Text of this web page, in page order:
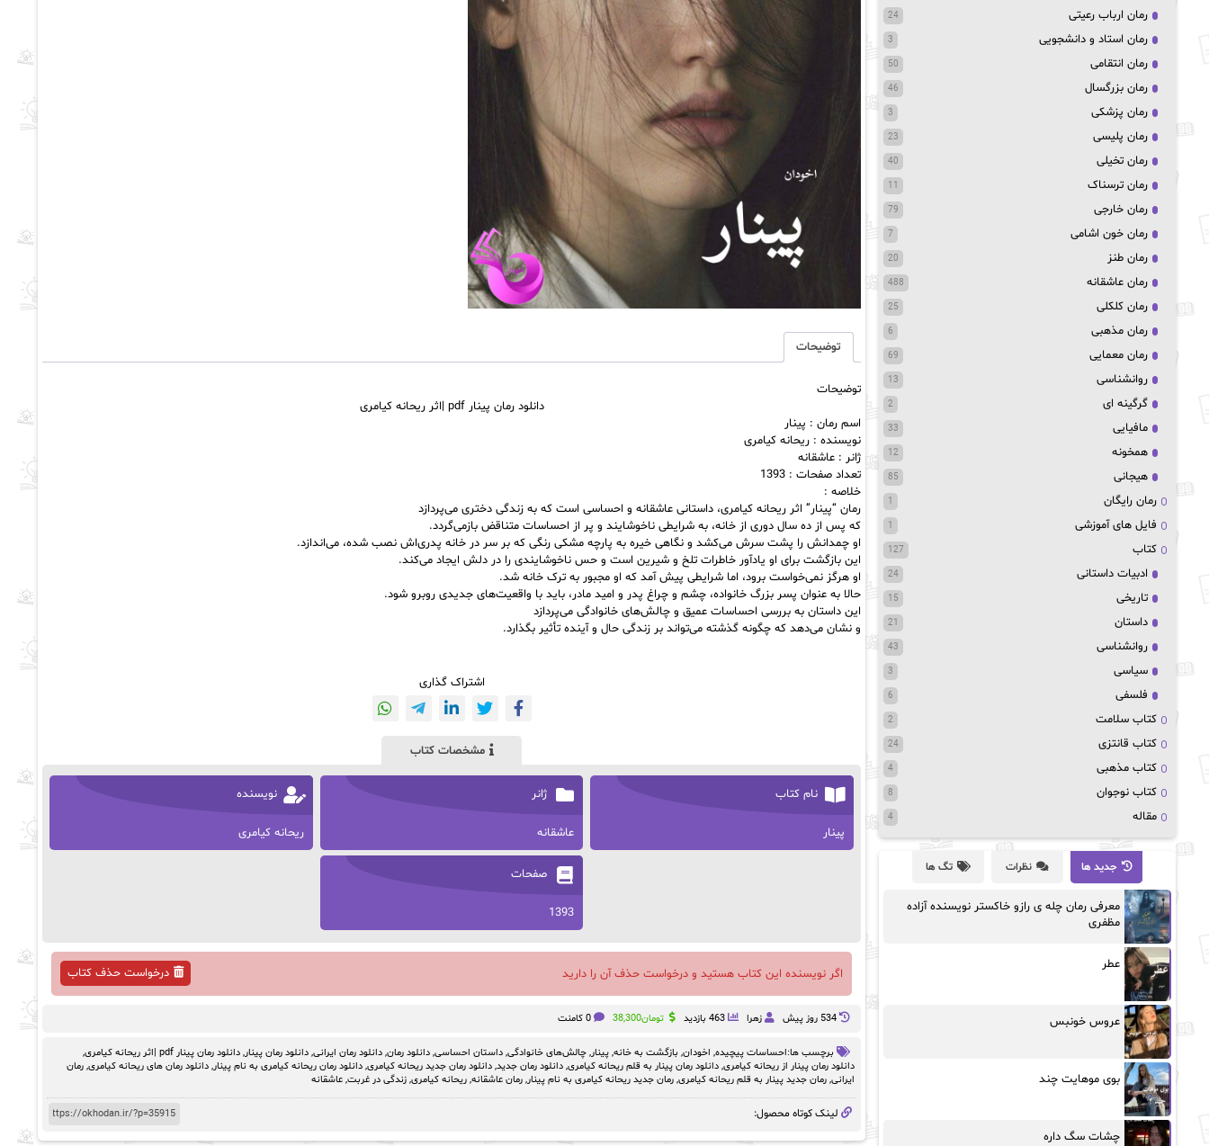
توضیحات
توضیحات
دانلود رمان پینار pdf |اثر ریحانه کیامری
اسم رمان : پینار
نویسنده : ریحانه کیامری
ژانر : عاشقانه
تعداد صفحات : 1393
خلاصه :
رمان “پینار” اثر ریحانه کیامری، داستانی عاشقانه و احساسی است که به زندگی دختری می‌پردازد
که پس از ده سال دوری از خانه، به شرایطی ناخوشایند و پر از احساسات متناقض بازمی‌گردد.
او چمدانش را پشت سرش می‌کشد و نگاهی خیره به پارچه مشکی رنگی که بر سر در خانه پدری‌اش نصب شده، می‌اندازد.
این بازگشت برای او یادآور خاطرات تلخ و شیرین است و حس ناخوشایندی را در دلش ایجاد می‌کند.
او هرگز نمی‌خواست برود، اما شرایطی پیش آمد که او مجبور به ترک خانه شد.
حالا به عنوان پسر بزرگ خانواده، چشم و چراغ پدر و امید مادر، باید با واقعیت‌های جدیدی روبرو شود.
این داستان به بررسی احساسات عمیق و چالش‌های خانوادگی می‌پردازد
و نشان می‌دهد که چگونه گذشته می‌تواند بر زندگی حال و آینده تأثیر بگذارد.
اشتراک گذاری
مشخصات کتاب
نام کتاب
پینار
ژانر
عاشقانه
نویسنده
ریحانه کیامری
صفحات
1393
اگر نویسنده این کتاب هستید و درخواست حذف آن را دارید درخواست حذف کتاب
534 روز پيش زهرا 463 بازدید تومان38,300 0 کامنت
برچسب ها:احساسات پیچیده, اخودان, بازگشت به خانه, پینار, چالش‌های خانوادگی, داستان احساسی, دانلود رمان, دانلود رمان ایرانی, دانلود رمان پینار, دانلود رمان پینار pdf |اثر ریحانه کیامری
,
دانلود رمان پینار از ریحانه کیامری, دانلود رمان پینار به قلم ریحانه کیامری, دانلود رمان جدید, دانلود رمان جدید ریحانه کیامری, دانلود رمان ریحانه کیامری به نام پینار, دانلود رمان های ریحانه کیامری, رمان
ایرانی, رمان جدید پینار به قلم ریحانه کیامری, رمان جدید ریحانه کیامری به نام پینار, رمان عاشقانه, ریحانه کیامری, زندگی در غربت, عاشقانه
لینک کوتاه محصول:
رمان ارباب رعیتی 24
رمان استاد و دانشجویی 3
رمان انتقامی 50
رمان بزرگسال 46
رمان پزشکی 3
رمان پلیسی 23
رمان تخیلی 40
رمان ترسناک 11
رمان خارجی 79
رمان خون اشامی 7
رمان طنز 20
رمان عاشقانه 488
رمان کلکلی 25
رمان مذهبی 6
رمان معمایی 69
روانشناسی 13
گرگینه ای 2
مافیایی 33
همخونه 12
هیجانی 85
رمان رایگان 1
فایل های آموزشی 1
کتاب 127
ادبیات داستانی 24
تاریخی 15
داستان 21
روانشناسی 43
سیاسی 3
فلسفی 6
کتاب سلامت 2
کتاب قانتزی 24
کتاب مذهبی 4
کتاب نوجوان 8
مقاله 4
جدید ها نظرات تگ ها
معرفی رمان چله ی رازو خاکستر نویسنده آزاده
مظفری
عطر
عروس خونبس
بوی موهایت چند
چشات سگ داره